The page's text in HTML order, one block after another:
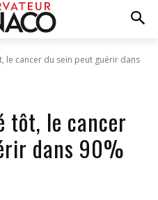
le cancer du sein peut guérir dans
tôt, le cancer
dans 90%